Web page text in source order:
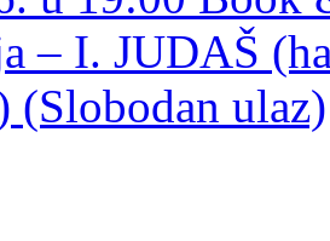
– I. JUDAŠ
(Slobodan ulaz)